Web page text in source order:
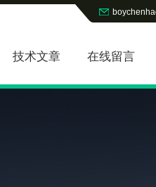
技术文章 在线留言